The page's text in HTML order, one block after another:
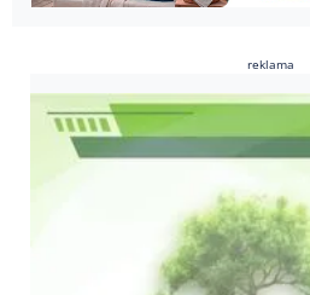
reklama